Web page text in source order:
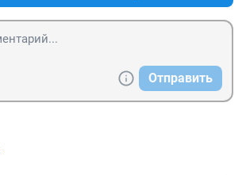
Отправить